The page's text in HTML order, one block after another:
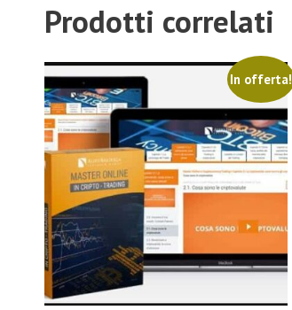
Prodotti correlati
In offerta!